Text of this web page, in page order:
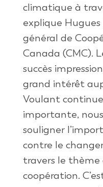
climatique à
explique
général de
Canada (CMC).
succès
grand intérêt
Voulant
importante,
souligner
contre le
travers le thème
coopération.